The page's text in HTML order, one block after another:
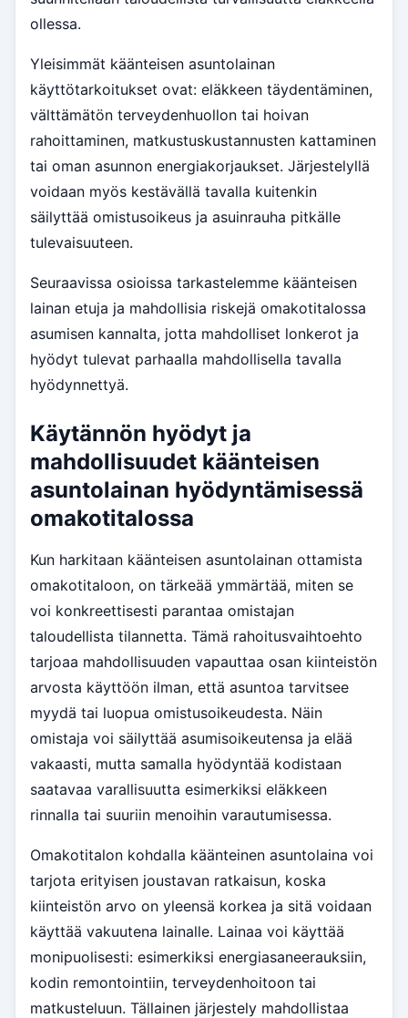
ollessa.
Yleisimmät käänteisen asuntolainan
käyttötarkoitukset ovat: eläkkeen täydentäminen,
välttämätön terveydenhuollon tai hoivan
rahoittaminen, matkustuskustannusten kattaminen
tai oman asunnon energiakorjaukset. Järjestelyllä
voidaan myös kestävällä tavalla kuitenkin
säilyttää omistusoikeus ja asuinrauha pitkälle
tulevaisuuteen.
Seuraavissa osioissa tarkastelemme käänteisen
lainan etuja ja mahdollisia riskejä omakotitalossa
asumisen kannalta, jotta mahdolliset lonkerot ja
hyödyt tulevat parhaalla mahdollisella tavalla
hyödynnettyä.
Käytännön hyödyt ja
mahdollisuudet käänteisen
asuntolainan hyödyntämisessä
omakotitalossa
Kun harkitaan käänteisen asuntolainan ottamista
omakotitaloon, on tärkeää ymmärtää, miten se
voi konkreettisesti parantaa omistajan
taloudellista tilannetta. Tämä rahoitusvaihtoehto
tarjoaa mahdollisuuden vapauttaa osan kiinteistön
arvosta käyttöön ilman, että asuntoa tarvitsee
myydä tai luopua omistusoikeudesta. Näin
omistaja voi säilyttää asumisoikeutensa ja elää
vakaasti, mutta samalla hyödyntää kodistaan
saatavaa varallisuutta esimerkiksi eläkkeen
rinnalla tai suuriin menoihin varautumisessa.
Omakotitalon kohdalla käänteinen asuntolaina voi
tarjota erityisen joustavan ratkaisun, koska
kiinteistön arvo on yleensä korkea ja sitä voidaan
käyttää vakuutena lainalle. Lainaa voi käyttää
monipuolisesti: esimerkiksi energiasaneerauksiin,
kodin remontointiin, terveydenhoitoon tai
matkusteluun. Tällainen järjestely mahdollistaa